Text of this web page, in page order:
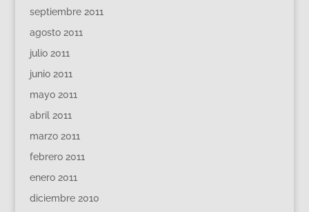
septiembre 2011
agosto 2011
julio 2011
junio 2011
mayo 2011
abril 2011
marzo 2011
febrero 2011
enero 2011
diciembre 2010